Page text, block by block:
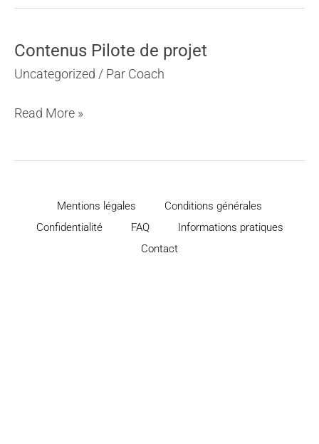
Contenus Pilote de projet
Uncategorized / Par Coach
Contenus
Read More »
Mentions légales
Conditions générales
Confidentialité
FAQ
Informations pratiques
Contact